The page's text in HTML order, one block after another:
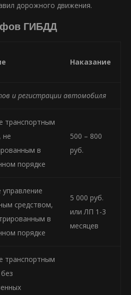
дорожного движения.
ГИБДД
Наказание
и регистрации автомобиля
транспортным
не
в
порядке
500 – 800
руб.
средством,
в
порядке
5 000 руб.
или ЛП 1-3
месяцев
транспортным